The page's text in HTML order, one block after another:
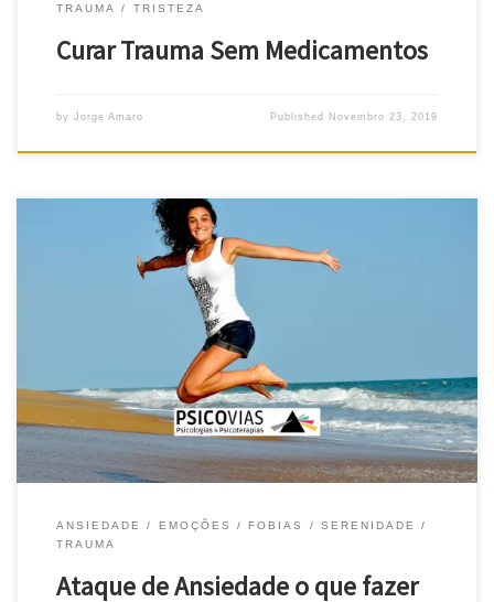
TRAUMA TRISTEZA
Curar Trauma Sem Medicamentos
by Jorge Amaro Published Novembro 23, 2019
Ataque de ansiedade o que fazer, para não estragar a sua vida
Ataque de ansiedade o que fazer, pergunta, de facto, muito
pertinente. Realmente, uma crise aguda de ansiedade pode ser
terrível. Na verdade, a ansiedade, com este nome ou outras
equiparações, será a grande perturbação da “vida moderna”! Só
[…]
ANSIEDADE EMOÇÕES FOBIAS
SERENIDADE
TRAUMA
Ataque de Ansiedade o que fazer